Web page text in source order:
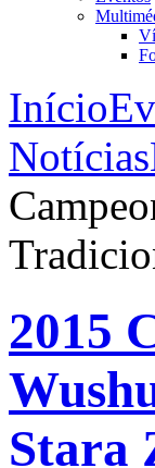
Início
Notícias
2015
Stara